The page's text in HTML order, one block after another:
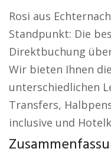
Rosi aus
Standpunkt: Die
Direktbuchung
Wir bieten Ihnen
unterschiedlichen
Transfers,
inclusive und